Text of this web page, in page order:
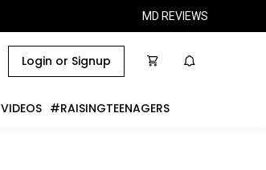
MD REVIEWS
Login or Signup
VIDEOS #RAISINGTEENAGERS